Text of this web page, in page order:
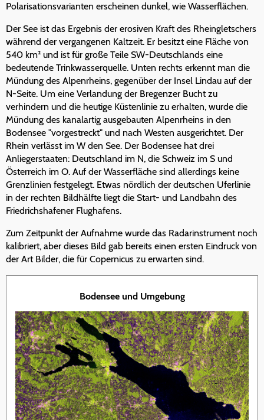
Polarisationsvarianten erscheinen dunkel, wie Wasserflächen.
Der See ist das Ergebnis der erosiven Kraft des Rheingletschers
während der vergangenen Kaltzeit. Er besitzt eine Fläche von
540 km² und ist für große Teile SW-Deutschlands eine
bedeutende Trinkwasserquelle. Unten rechts erkennt man die
Mündung des Alpenrheins, gegenüber der Insel Lindau auf der
N-Seite. Um eine Verlandung der Bregenzer Bucht zu
verhindern und die heutige Küstenlinie zu erhalten, wurde die
Mündung des kanalartig ausgebauten Alpenrheins in den
Bodensee "vorgestreckt" und nach Westen ausgerichtet. Der
Rhein verlässt im W den See. Der Bodensee hat drei
Anliegerstaaten: Deutschland im N, die Schweiz im S und
Österreich im O. Auf der Wasserfläche sind allerdings keine
Grenzlinien festgelegt. Etwas nördlich der deutschen Uferlinie
in der rechten Bildhälfte liegt die Start- und Landbahn des
Friedrichshafener Flughafens.
Zum Zeitpunkt der Aufnahme wurde das Radarinstrument noch
kalibriert, aber dieses Bild gab bereits einen ersten Eindruck von
der Art Bilder, die für Copernicus zu erwarten sind.
Bodensee und Umgebung